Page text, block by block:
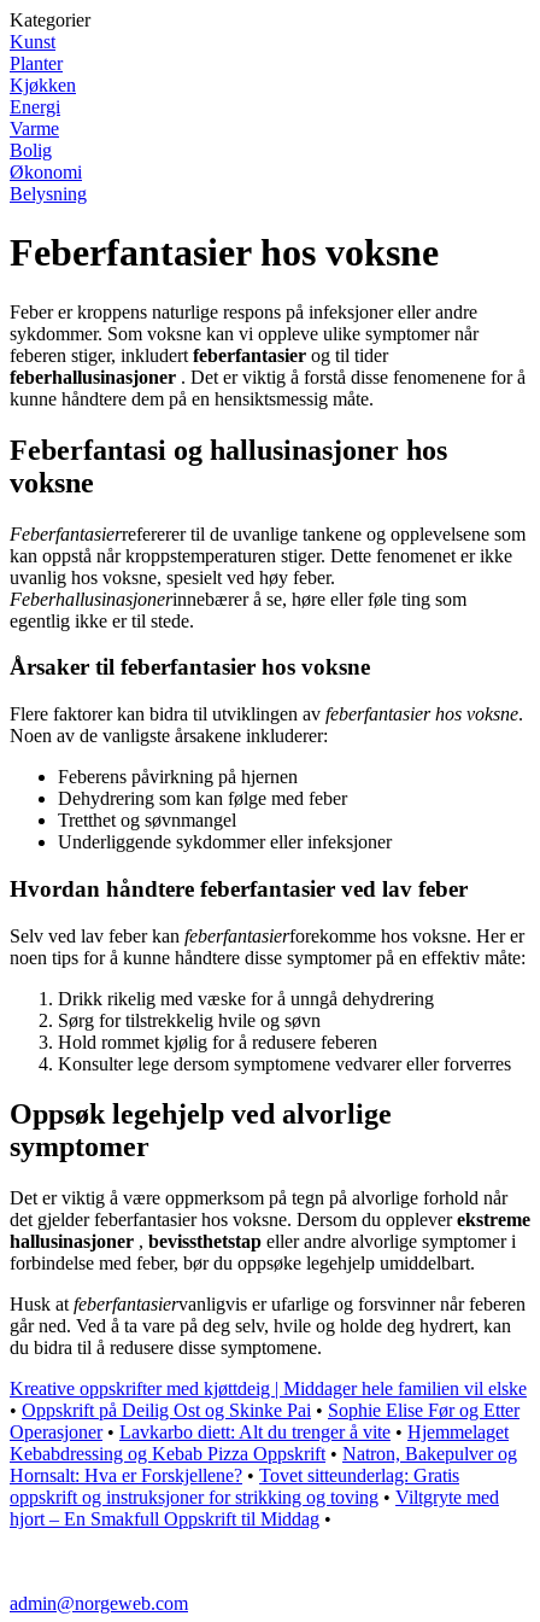
Kategorier
Kunst
Planter
Kjøkken
Energi
Varme
Bolig
Økonomi
Belysning
Feberfantasier hos voksne
Feber er kroppens naturlige respons på infeksjoner eller andre
sykdommer. Som voksne kan vi oppleve ulike symptomer når
feberen stiger, inkludert feberfantasier og til tider
feberhallusinasjoner . Det er viktig å forstå disse fenomenene for å
kunne håndtere dem på en hensiktsmessig måte.
Feberfantasi og hallusinasjoner hos
voksne
Feberfantasierrefererer til de uvanlige tankene og opplevelsene som
kan oppstå når kroppstemperaturen stiger. Dette fenomenet er ikke
uvanlig hos voksne, spesielt ved høy feber.
Feberhallusinasjonerinnebærer å se, høre eller føle ting som
egentlig ikke er til stede.
Årsaker til feberfantasier hos voksne
Flere faktorer kan bidra til utviklingen av feberfantasier hos voksne.
Noen av de vanligste årsakene inkluderer:
Feberens påvirkning på hjernen
Dehydrering som kan følge med feber
Tretthet og søvnmangel
Underliggende sykdommer eller infeksjoner
Hvordan håndtere feberfantasier ved lav feber
Selv ved lav feber kan feberfantasierforekomme hos voksne. Her er
noen tips for å kunne håndtere disse symptomer på en effektiv måte:
Drikk rikelig med væske for å unngå dehydrering
Sørg for tilstrekkelig hvile og søvn
Hold rommet kjølig for å redusere feberen
Konsulter lege dersom symptomene vedvarer eller forverres
Oppsøk legehjelp ved alvorlige
symptomer
Det er viktig å være oppmerksom på tegn på alvorlige forhold når
det gjelder feberfantasier hos voksne. Dersom du oppleverekstreme
hallusinasjoner , bevissthetstap eller andre alvorlige symptomer i
forbindelse med feber, bør du oppsøke legehjelp umiddelbart.
Husk at feberfantasiervanligvis er ufarlige og forsvinner når feberen
går ned. Ved å ta vare på deg selv, hvile og holde deg hydrert, kan
du bidra til å redusere disse symptomene.
Kreative oppskrifter med kjøttdeig | Middager hele familien vil elske
• Oppskrift på Deilig Ost og Skinke Pai • Sophie Elise Før og Etter
Operasjoner• Lavkarbo diett: Alt du trenger å vite • Hjemmelaget
Kebabdressing og Kebab Pizza Oppskrift • Natron, Bakepulver og
Hornsalt: Hva er Forskjellene? • Tovet sitteunderlag: Gratis
oppskrift og instruksjoner for strikking og toving • Viltgryte med
hjort – En Smakfull Oppskrift til Middag •
admin@norgeweb.com